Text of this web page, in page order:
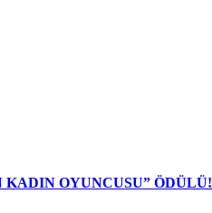
OYUNCUSU” ÖDÜLÜ!